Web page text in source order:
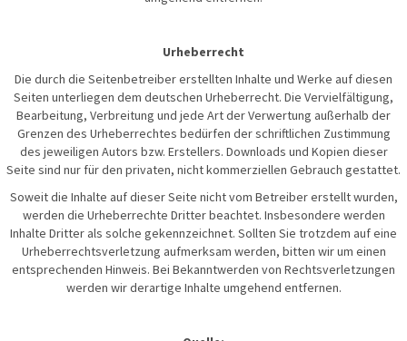
Urheberrecht
Die durch die Seitenbetreiber erstellten Inhalte und Werke auf diesen
Seiten unterliegen dem deutschen Urheberrecht. Die Vervielfältigung,
Bearbeitung, Verbreitung und jede Art der Verwertung außerhalb der
Grenzen des Urheberrechtes bedürfen der schriftlichen Zustimmung
des jeweiligen Autors bzw. Erstellers. Downloads und Kopien dieser
Seite sind nur für den privaten, nicht kommerziellen Gebrauch gestattet.
Soweit die Inhalte auf dieser Seite nicht vom Betreiber erstellt wurden,
werden die Urheberrechte Dritter beachtet. Insbesondere werden
Inhalte Dritter als solche gekennzeichnet. Sollten Sie trotzdem auf eine
Urheberrechtsverletzung aufmerksam werden, bitten wir um einen
entsprechenden Hinweis. Bei Bekanntwerden von Rechtsverletzungen
werden wir derartige Inhalte umgehend entfernen.